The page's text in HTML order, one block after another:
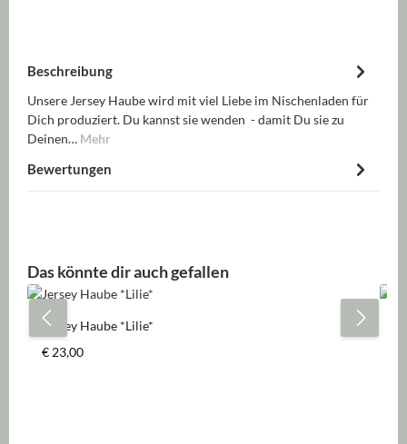
Beschreibung
Unsere Jersey Haube wird mit viel Liebe im Nischenladen für
Dich produziert. Du kannst sie wenden - damit Du sie zu
Deinen… Mehr
Bewertungen
Produktgalerie überspringen
Das könnte dir auch gefallen
Jersey Haube *Lilie*
Regulärer Preis:
€ 23,00